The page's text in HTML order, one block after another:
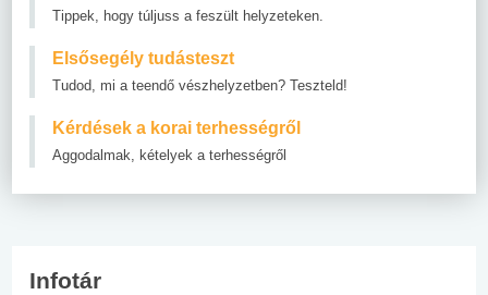
Tippek, hogy túljuss a feszült helyzeteken.
Elsősegély tudásteszt
Tudod, mi a teendő vészhelyzetben? Teszteld!
Kérdések a korai terhességről
Aggodalmak, kételyek a terhességről
Infotár